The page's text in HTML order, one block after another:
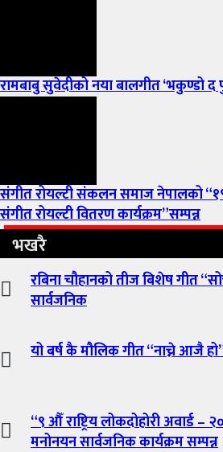
रामबाबु सुवेदीको नया बालगीत ‘भकुण्डो
संगीत रोयल्टी संकलन समाज नेपालको
संगीत रोयल्टी वितरण कार्यक्रम”सम्पन्न
भखरै
रबिना चौहानको तीज बिशेष गीत
सार्वजनिक
यो बर्ष कै मौलिक गीत “नाच्ने आजै
“९ औँ राष्ट्रिय लोकदोहोरी अवार्ड –
मनोनयन सार्वजनिक कार्यक्रम सम्पन्न